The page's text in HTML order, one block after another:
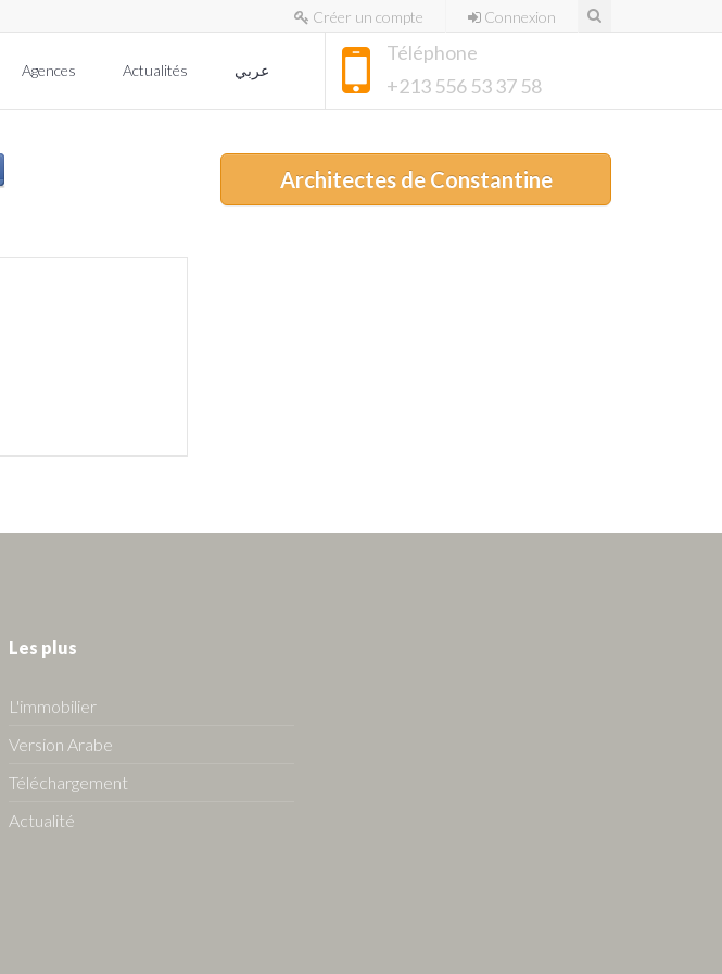
Créer un compte Connexion
Téléphone
+213 556 53 37 58
Agences Actualités
Architectes de Constantine
Les plus
L'immobilier
Version Arabe
Téléchargement
Actualité